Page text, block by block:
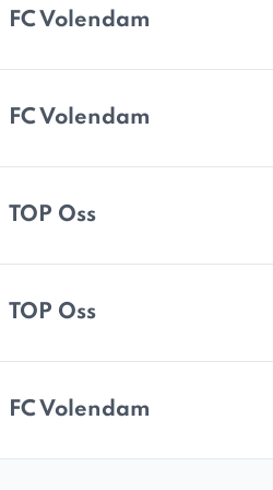
FC Volendam
FC Volendam
TOP Oss
TOP Oss
FC Volendam